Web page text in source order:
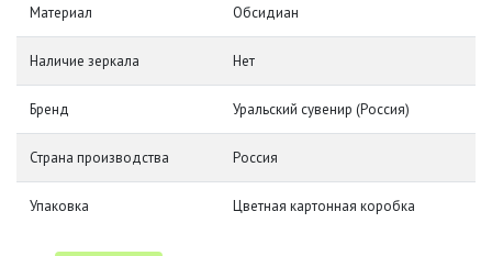
Материал Обсидиан
Наличие зеркала Нет
Бренд Уральский сувенир (Россия)
Страна производства Россия
Упаковка Цветная картонная коробка